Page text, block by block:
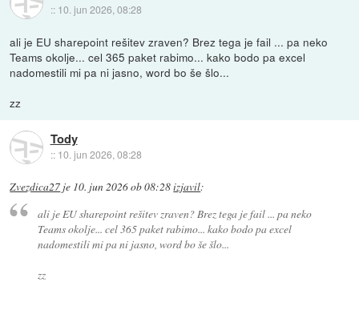
:: 10. jun 2026, 08:28
ali je EU sharepoint rešitev zraven? Brez tega je fail ... pa neko
Teams okolje... cel 365 paket rabimo... kako bodo pa excel
nadomestili mi pa ni jasno, word bo še šlo...
zz
Tody
:: 10. jun 2026, 08:28
Zvezdica27 je 10. jun 2026 ob 08:28izjavil:
ali je EU sharepoint rešitev zraven? Brez tega je fail ... pa neko
Teams okolje... cel 365 paket rabimo... kako bodo pa excel
nadomestili mi pa ni jasno, word bo še šlo...
zz